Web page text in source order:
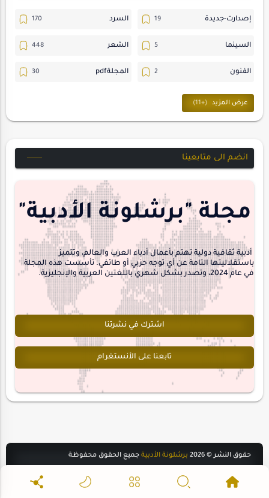
إصدارت-جديدة السرد
السينما الشعر
الفنون المجلةpdf
المسرح
حسن_يارتي حوارات
هايكو
interview
انضم الى متابعينا
مجلة "برشلونة الأدبية"
أدبية ثقافية دولية تهتم بأعمال أدباء العرب والعالم، وتتميز
باستقلاليتها التامة عن أي توجه حزبي أو طائفي. تأسست هذه المجلة
في عام 2024، وتصدر بشكل شهري باللغتين العربية والإنجليزية.
اشترك في نشرتنا
تابعنا على الأنستغرام
حقوق النشر © 2026 برشلونة الأدبية جميع الحقوق محفوظة